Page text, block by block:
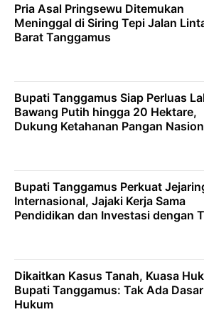
Pria Asal Pringsewu Ditemukan
Meninggal di Siring Tepi Jalan
Barat Tanggamus
Bupati Tanggamus Siap Perluas
Bawang Putih hingga 20 Hektare,
Dukung Ketahanan Pangan
Bupati Tanggamus Perkuat
Internasional, Jajaki Kerja Sama
Pendidikan dan Investasi dengan
Dikaitkan Kasus Tanah, Kuasa
Bupati Tanggamus: Tak Ada Dasar
Hukum